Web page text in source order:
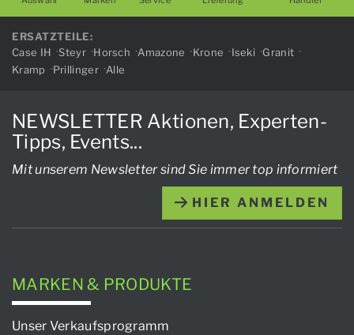
ERSATZTEILE:
Case IH
Steyr Horsch Amazone Krone Iseki
Granit
Kramp
Prillinger Alle
NEWSLETTER Aktionen, Experten-
Tipps, Events...
Mit unserem Newsletter sind Sie immer top informiert
HIER ANMELDEN
MARKEN & PRODUKTE
Unser Verkaufsprogramm